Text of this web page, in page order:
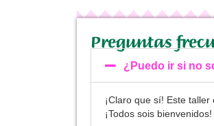
Preguntas
¿Puedo ir si no
¡Claro que sí! Este
¡Todos sois bienvenidos!